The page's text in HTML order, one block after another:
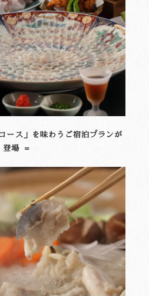
ース」を味わうご宿泊プランが
登場 ＝